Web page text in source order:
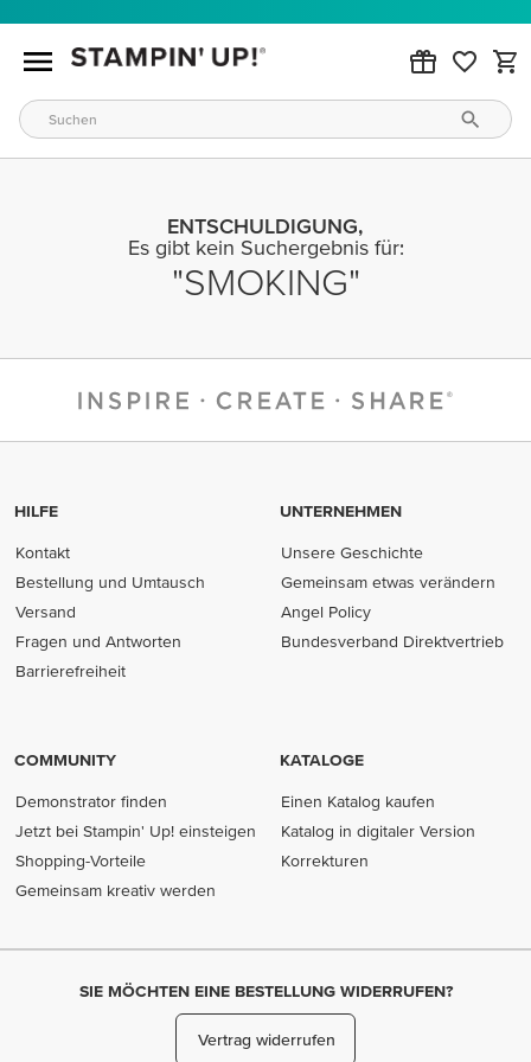
ENTSCHULDIGUNG,
Es gibt kein Suchergebnis für:
SMOKING
HILFE
Kontakt
Bestellung und Umtausch
Versand
Fragen und Antworten
Barrierefreiheit
UNTERNEHMEN
Unsere Geschichte
Gemeinsam etwas verändern
Angel Policy
Bundesverband Direktvertrieb
COMMUNITY
Demonstrator finden
Jetzt bei Stampin' Up! einsteigen
Shopping-Vorteile
Gemeinsam kreativ werden
KATALOGE
Einen Katalog kaufen
Katalog in digitaler Version
Korrekturen
SIE MÖCHTEN EINE BESTELLUNG WIDERRUFEN?
Vertrag widerrufen